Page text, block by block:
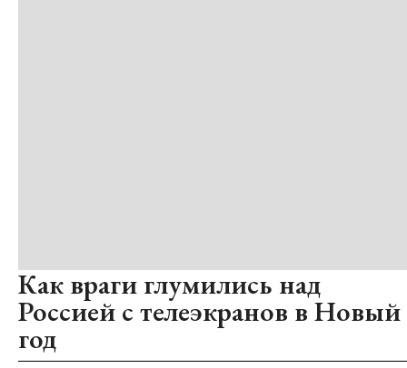
Как враги глумились над
Россией с телеэкранов в Новый
год